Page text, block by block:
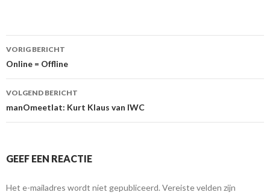
Berichtnavigatie
VORIG BERICHT
Online = Offline
VOLGEND BERICHT
manOmeetlat: Kurt Klaus van IWC
GEEF EEN REACTIE
Het e-mailadres wordt niet gepubliceerd. Vereiste velden zijn